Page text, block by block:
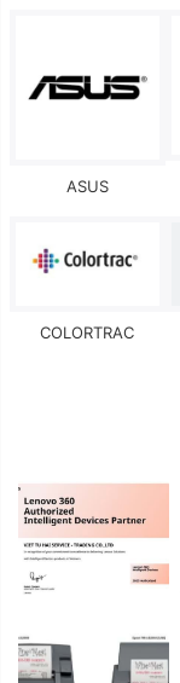
ASUS
COLORTRAC